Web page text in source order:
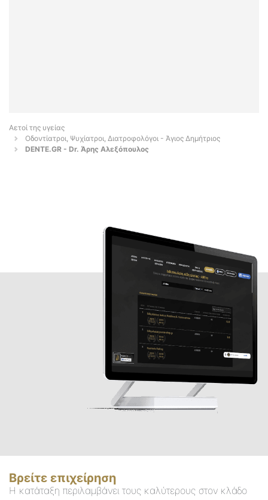
Αετοί της υγείας
Οδοντίατροι, Ψυχίατροι, Διατροφολόγοι - Άγιος Δημήτριος
DENTE.GR - Dr. Άρης Αλεξόπουλος
Βρείτε επιχείρηση
Η κατάταξη περιλαμβάνει τους καλύτερους στον κλάδο